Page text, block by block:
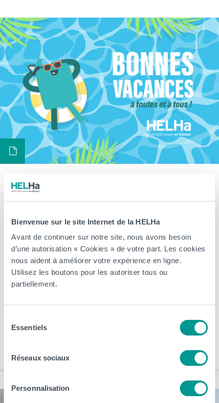
Bienvenue sur le site Internet de la HELHa
Avant de continuer sur notre site, nous avons besoin
d’une autorisation « Cookies » de votre part. Les cookies
nous aident à améliorer votre expérience en ligne.
Utilisez les boutons pour les autoriser tous ou
partiellement.
Essentiels
Réseaux sociaux
Personnalisation
Fermeture estivale de notre Haute
École du 11 juillet au 16 août
prochain
> Les différentes implantations et campus de la Haute École sont
fermés jusqu’au 16 août 2026 inclus. Nos équipes prennent un
peu de repos pour vous revenir en pleine forme à la rentrée !
Cependant, notre plateforme d’inscription en ligne reste bien
Arts, Business et Communication HELHa